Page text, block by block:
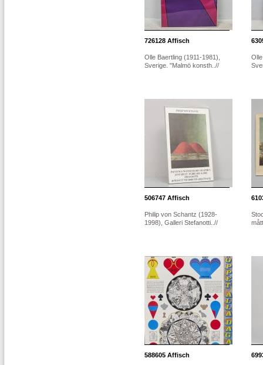
726128 Affisch
Olle Baertling (1911-1981),
Sverige. "Malmö konsth..//
506747 Affisch
Philip von Schantz (1928-
1998), Galleri Stefanotti..//
588605 Affisch